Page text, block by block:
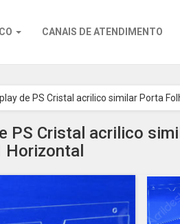
CANAIS DE ATENDIMENTO
de PS Cristal acrilico similar Porta
PS Cristal acrilico
Horizontal